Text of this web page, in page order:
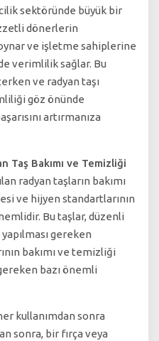
sektöründe büyük bir
dönerlerin
ve işletme sahiplerine
verimlilik sağlar. Bu
ve radyan taşı
göz önünde
artırmanıza
Taş Bakımı ve Temizliği
radyan taşların bakımı
ve hijyen standartlarının
Bu taşlar, düzenli
gereken
bakımı ve temizliği
bazı önemli
kullanımdan sonra
sonra, bir fırça veya